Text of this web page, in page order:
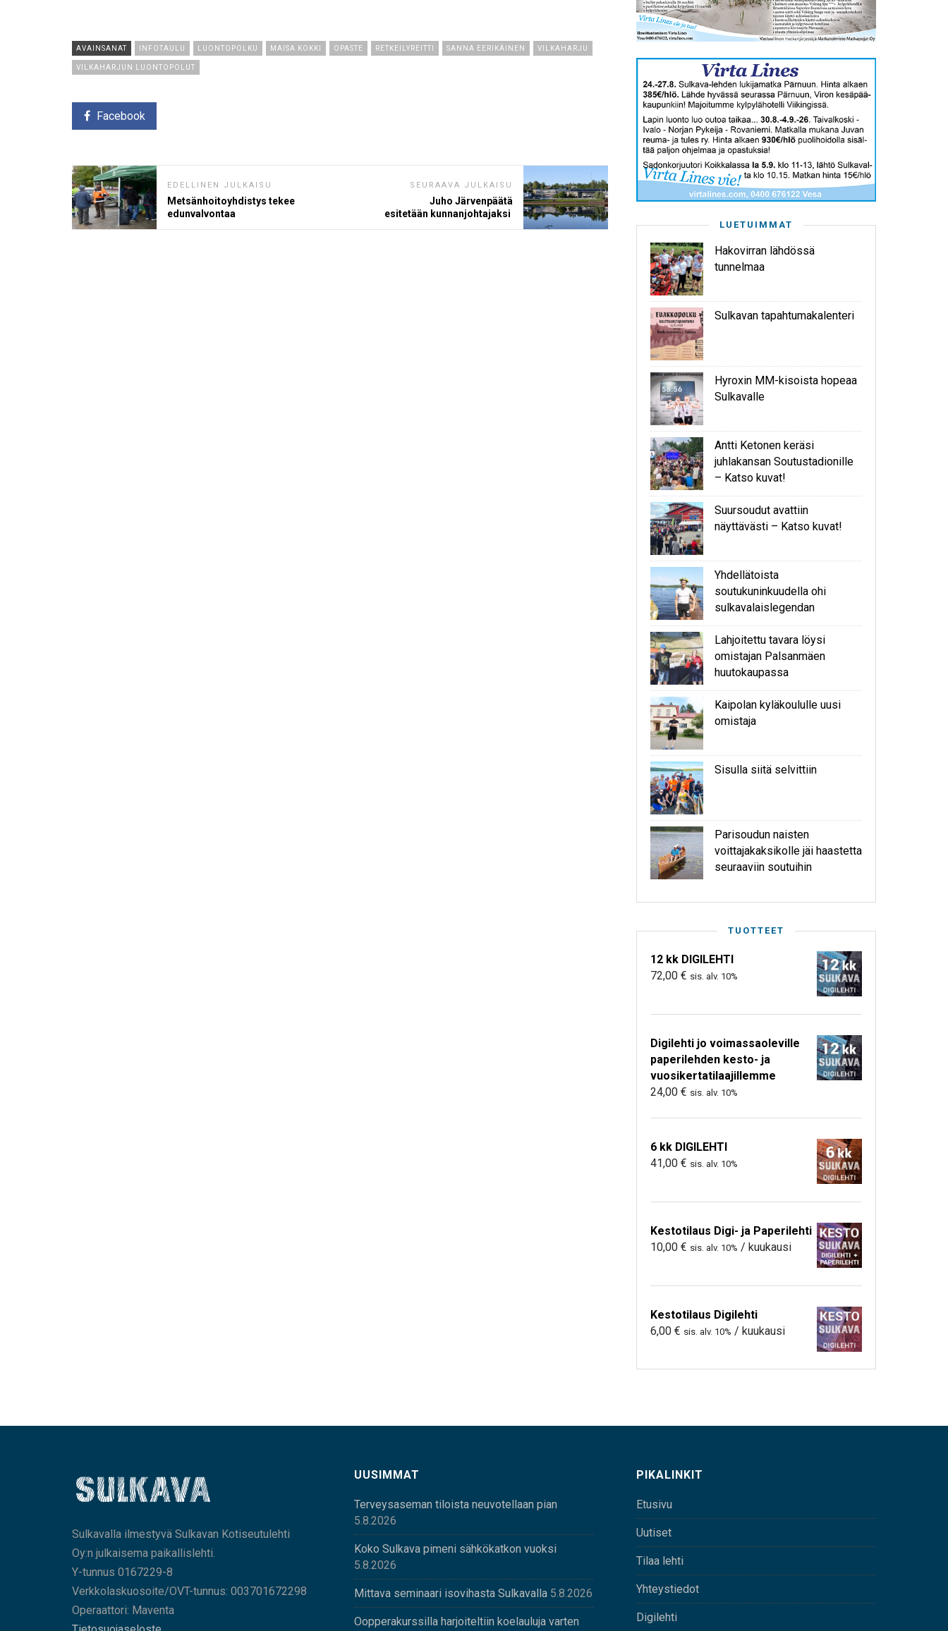
AVAINSANAT INFOTAULU LUONTOPOLKU MAISA KOKKI OPASTE RETKEILYREITTI SANNA EERIKÄINEN VILKAHARJU
VILKAHARJUN LUONTOPOLUT
Facebook
EDELLINEN JULKAISU
Metsänhoitoyhdistys tekee
edunvalvontaa
SEURAAVA JULKAISU
Juho Järvenpäätä
esitetään kunnanjohtajaksi
LUETUIMMAT
Hakovirran lähdössä
tunnelmaa
Sulkavan tapahtumakalenteri
Hyroxin MM-kisoista hopeaa
Sulkavalle
Antti Ketonen keräsi
juhlakansan Soutustadionille
– Katso kuvat!
Suursoudut avattiin
näyttävästi – Katso kuvat!
Yhdellätoista
soutukuninkuudella ohi
sulkavalaislegendan
Lahjoitettu tavara löysi
omistajan Palsanmäen
huutokaupassa
Kaipolan kyläkoululle uusi
omistaja
Sisulla siitä selvittiin
Parisoudun naisten
voittajakaksikolle jäi haastetta
seuraaviin soutuihin
TUOTTEET
12 kk DIGILEHTI
72,00 € sis. alv. 10%
Digilehti jo voimassaoleville
paperilehden kesto- ja
vuosikertatilaajillemme
24,00 € sis. alv. 10%
6 kk DIGILEHTI
41,00 € sis. alv. 10%
Kestotilaus Digi- ja Paperilehti
10,00 € sis. alv. 10% / kuukausi
Kestotilaus Digilehti
6,00 € sis. alv. 10% / kuukausi
Sulkavalla ilmestyvä Sulkavan Kotiseutulehti
Oy:n julkaisema paikallislehti.
Y-tunnus 0167229-8
Verkkolaskuosoite/OVT-tunnus: 003701672298
Operaattori: Maventa
UUSIMMAT
Terveysaseman tiloista neuvotellaan pian
5.8.2026
Koko Sulkava pimeni sähkökatkon vuoksi
5.8.2026
Mittava seminaari isovihasta Sulkavalla 5.8.2026
Oopperakurssilla harjoiteltiin koelauluja varten
PIKALINKIT
Etusivu
Uutiset
Tilaa lehti
Yhteystiedot
Digilehti